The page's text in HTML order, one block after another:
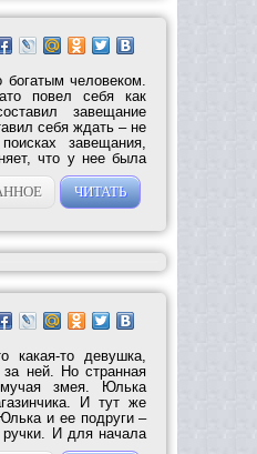
человеком.
повел себя как
завещание
себя ждать – не
завещания,
что у нее была
ЧИТАТЬ
какая-то девушка,
ней. Но странная
змея. Юлька
И тут же
и ее подруги –
И для начала